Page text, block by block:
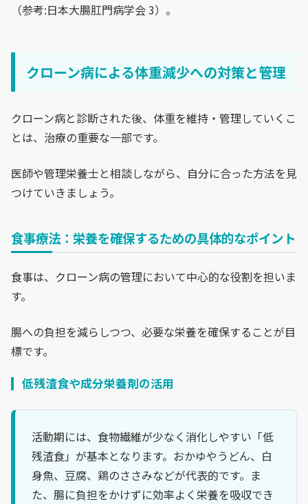
（参考:日本大腸肛門病学会 3）。
クローン病による体重減少への対策と管理
クローン病と診断された後、体重を維持・管理していくこ
とは、治療の重要な一部です。
医師や管理栄養士と相談しながら、自分に合った方法を見
つけていきましょう。
食事療法：栄養を確保するための具体的なポイント
食事は、クローン病の管理において中心的な役割を担いま
す。
腸への負担を減らしつつ、必要な栄養を確保することが目
標です。
低残渣食や成分栄養剤の活用
活動期には、食物繊維が少なく消化しやすい「低
残渣食」が基本となります。おかゆやうどん、白
身魚、豆腐、鶏のささみなどが代表的です。ま
た、腸に負担をかけずに効率よく栄養を吸収でき